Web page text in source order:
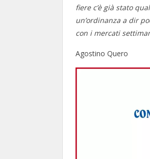
fiere c’è già stato
un’ordinanza a dir
con i mercati
Agostino Quero